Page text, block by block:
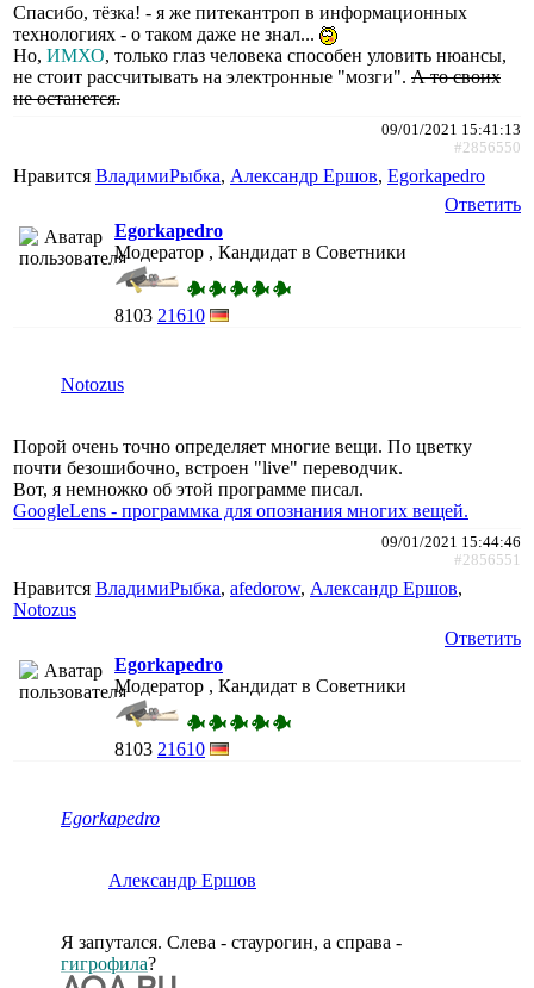
Спасибо, тёзка! - я же питекантроп в информационных
технологиях - о таком даже не знал...
Но, ИМХО, только глаз человека способен уловить нюансы,
не стоит рассчитывать на электронные "мозги". А то своих
не останется.
09/01/2021 15:41:13
#2856550
Нравится ВладимиРыбка, Александр Ершов, Egorkapedro
Ответить
Egorkapedro
Модератор , Кандидат в Советники
8103 21610
Notozus
Порой очень точно определяет многие вещи. По цветку
почти безошибочно, встроен "live" переводчик.
Вот, я немножко об этой программе писал.
GoogleLens - программка для опознания многих вещей.
09/01/2021 15:44:46
#2856551
Нравится ВладимиРыбка, afedorow, Александр Ершов,
Notozus
Ответить
Egorkapedro
Модератор , Кандидат в Советники
8103 21610
Egorkapedro
Александр Ершов
Я запутался. Слева - стаурогин, а справа -
гигрофила?